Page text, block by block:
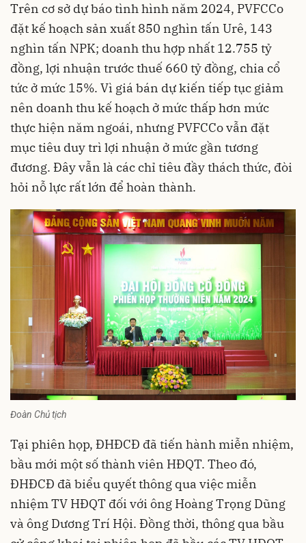
Trên cơ sở dự báo tình hình năm 2024, PVFCCo
đặt kế hoạch sản xuất 850 nghìn tấn Urê, 143
nghìn tấn NPK; doanh thu hợp nhất 12.755 tỷ
đồng, lợi nhuận trước thuế 660 tỷ đồng, chia cổ
tức ở mức 15%. Vì giá bán dự kiến tiếp tục giảm
nên doanh thu kế hoạch ở mức thấp hơn mức
thực hiện năm ngoái, nhưng PVFCCo vẫn đặt
mục tiêu duy trì lợi nhuận ở mức gần tương
đương. Đây vẫn là các chỉ tiêu đầy thách thức, đòi
hỏi nỗ lực rất lớn để hoàn thành.
Đoàn Chủ tịch
Tại phiên họp, ĐHĐCĐ đã tiến hành miễn nhiệm,
bầu mới một số thành viên HĐQT. Theo đó,
ĐHĐCĐ đã biểu quyết thông qua việc miễn
nhiệm TV HĐQT đối với ông Hoàng Trọng Dũng
và ông Dương Trí Hội. Đồng thời, thông qua bầu